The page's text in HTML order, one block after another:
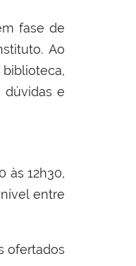
fase de
Ao
dúvidas e
às 12h30,
entre
ofertados